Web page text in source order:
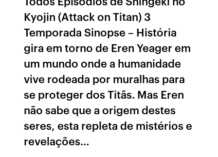
Kyojin (Attack on Titan) 3
Temporada Sinopse – História
gira em torno de Eren Yeager em
um mundo onde a humanidade
vive rodeada por muralhas para
se proteger dos Titãs. Mas Eren
não sabe que a origem destes
seres, esta repleta de mistérios e
revelações…